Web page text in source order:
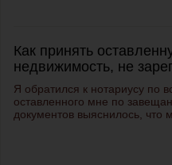
Как принять
недвижимость, не
Я обратился к нотариусу по
оставленного мне по
документов выяснилось, что